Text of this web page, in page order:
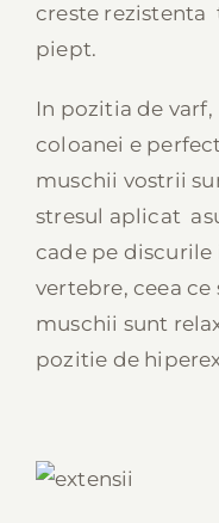
creste rezistenta
piept.
In pozitia de
coloanei e
muschii vostrii
stresul aplicat
cade pe discurile
vertebre, ceea
muschii sunt
pozitie de